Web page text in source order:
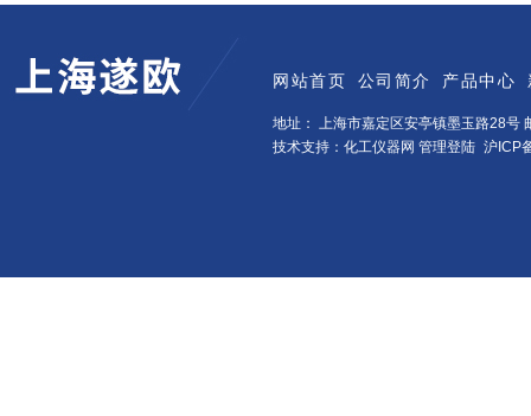
网站首页 公司简介 产品中心
地址： 上海市嘉定区安亭镇墨玉路28号
技术支持：化工仪器网 管理登陆 沪ICP